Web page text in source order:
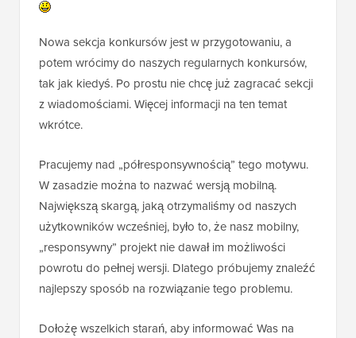
Nowa sekcja konkursów jest w przygotowaniu, a
potem wrócimy do naszych regularnych konkursów,
tak jak kiedyś. Po prostu nie chcę już zagracać sekcji
z wiadomościami. Więcej informacji na ten temat
wkrótce.
Pracujemy nad „półresponsywnością” tego motywu.
W zasadzie można to nazwać wersją mobilną.
Największą skargą, jaką otrzymaliśmy od naszych
użytkowników wcześniej, było to, że nasz mobilny,
„responsywny” projekt nie dawał im możliwości
powrotu do pełnej wersji. Dlatego próbujemy znaleźć
najlepszy sposób na rozwiązanie tego problemu.
Dołożę wszelkich starań, aby informować Was na